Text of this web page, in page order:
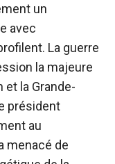
un
avec
La guerre
la majeure
et la Grande-
président
au
menacé de